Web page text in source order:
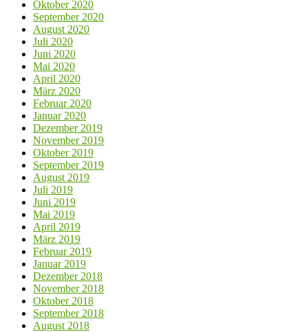
Oktober 2020
September 2020
August 2020
Juli 2020
Juni 2020
Mai 2020
April 2020
März 2020
Februar 2020
Januar 2020
Dezember 2019
November 2019
Oktober 2019
September 2019
August 2019
Juli 2019
Juni 2019
Mai 2019
April 2019
März 2019
Februar 2019
Januar 2019
Dezember 2018
November 2018
Oktober 2018
September 2018
August 2018